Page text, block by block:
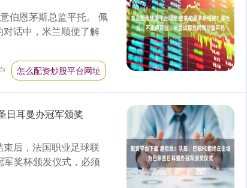
伯恩茅斯总监平托。 佩
话中，米兰顺便了解
怎么配资炒股平台网址
日耳曼办冠军颁奖
后，法国职业足球联
奖杯颁发仪式，必须